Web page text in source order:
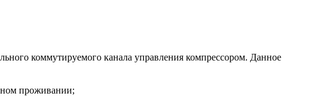
коммутируемого канала управления компрессором. Данное
проживании;